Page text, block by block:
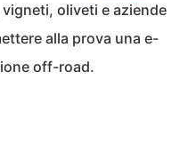
oliveti e aziende
alla prova una e-
off-road.